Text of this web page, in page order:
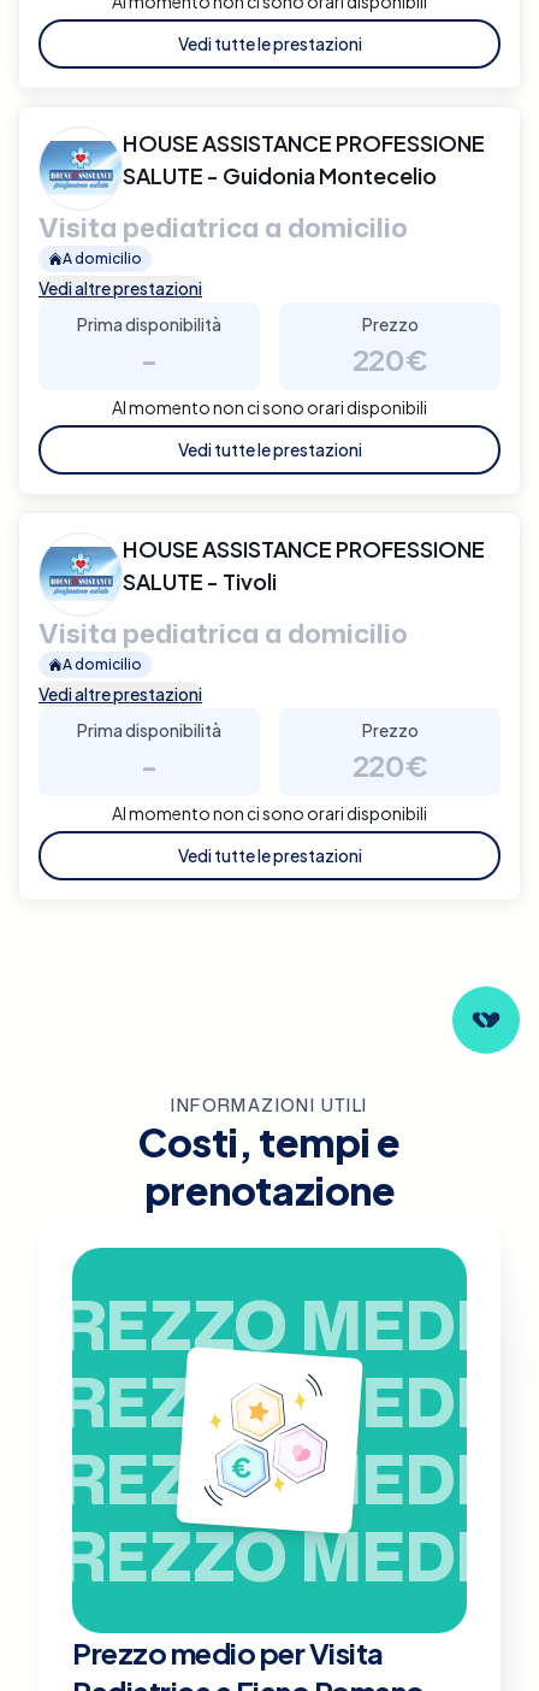
Vedi tutte le prestazioni
HOUSE ASSISTANCE PROFESSIONE
SALUTE - Guidonia Montecelio
Visita pediatrica a domicilio
A domicilio
Vedi altre prestazioni
Prima disponibilità
-
Prezzo
220€
Al momento non ci sono orari disponibili
Vedi tutte le prestazioni
HOUSE ASSISTANCE PROFESSIONE
SALUTE - Tivoli
Visita pediatrica a domicilio
A domicilio
Vedi altre prestazioni
Prima disponibilità
-
Prezzo
220€
Al momento non ci sono orari disponibili
Vedi tutte le prestazioni
INFORMAZIONI UTILI
Costi, tempi e
prenotazione
PREZZO MEDIO
PREZZO MEDIO
PREZZO MEDIO
PREZZO MEDIO
Prezzo medio per Visita